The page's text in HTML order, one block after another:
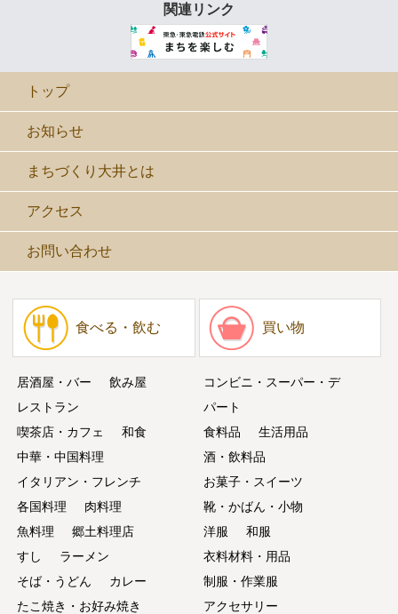
関連リンク
トップ
お知らせ
まちづくり大井とは
アクセス
お問い合わせ
食べる・飲む
居酒屋・バー
飲み屋
レストラン
喫茶店・カフェ
和食
中華・中国料理
イタリアン・フレンチ
各国料理
肉料理
魚料理
郷土料理店
すし
ラーメン
そば・うどん
カレー
たこ焼き・お好み焼き
買い物
コンビニ・スーパー・デ
パート
食料品
生活用品
酒・飲料品
お菓子・スイーツ
靴・かばん・小物
洋服
和服
衣料材料・用品
制服・作業服
アクセサリー